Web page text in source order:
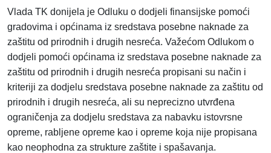
Vlada TK donijela je Odluku o dodjeli finansijske pomoći
gradovima i općinama iz sredstava posebne naknade za
zaštitu od prirodnih i drugih nesreća. Važećom Odlukom o
dodjeli pomoći općinama iz sredstava posebne naknade za
zaštitu od prirodnih i drugih nesreća propisani su način i
kriteriji za dodjelu sredstava posebne naknade za zaštitu od
prirodnih i drugih nesreća, ali su neprecizno utvrđena
ograničenja za dodjelu sredstava za nabavku istovrsne
opreme, rabljene opreme kao i opreme koja nije propisana
kao neophodna za strukture zaštite i spašavanja.